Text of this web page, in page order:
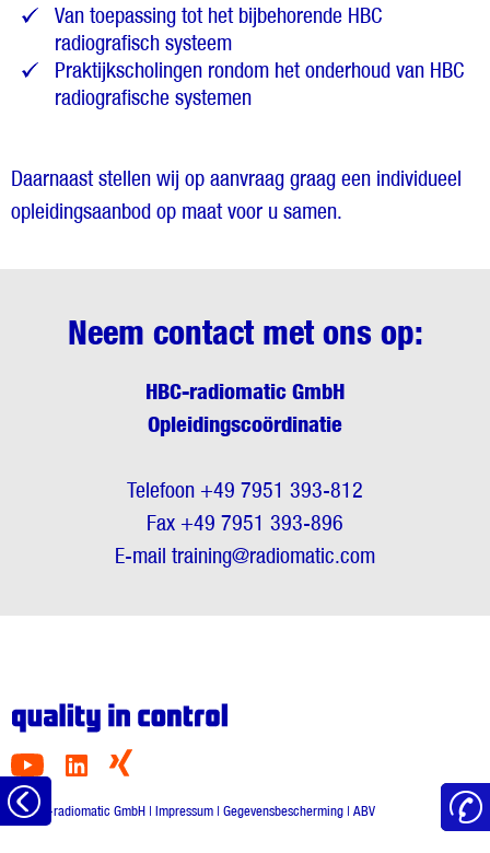
Naar
Van toepassing tot het bijbehorende HBC
radiografisch systeem
Praktijkscholingen rondom het onderhoud van HBC
radiografische systemen
Daarnaast stellen wij op aanvraag graag een individueel
opleidingsaanbod op maat voor u samen.
Neem contact met ons op:
HBC-radiomatic GmbH
Opleidingscoördinatie
Telefoon +49 7951 393-812
Fax +49 7951 393-896
E-mail training@radiomatic.com
© HBC-radiomatic GmbH | Impressum | Gegevensbescherming | ABV